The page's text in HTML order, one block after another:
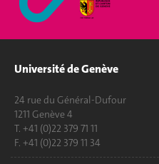
Université de Genève
24 rue du Général-Dufour
1211 Genève 4
T. +41 (0)22 379 71 11
F. +41 (0)22 379 11 34